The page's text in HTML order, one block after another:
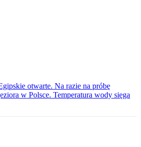
otwarte. Na razie na próbę
w Polsce. Temperatura wody sięga